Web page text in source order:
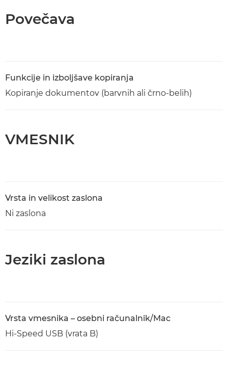
Povečava
Funkcije in izboljšave kopiranja
Kopiranje dokumentov (barvnih ali črno-belih)
VMESNIK
Vrsta in velikost zaslona
Ni zaslona
Jeziki zaslona
Vrsta vmesnika – osebni računalnik/Mac
Hi-Speed USB (vrata B)